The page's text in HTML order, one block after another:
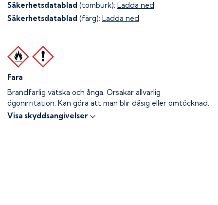
Säkerhetsdatablad (tomburk): Ladda ned
Säkerhetsdatablad (färg): Ladda ned
Fara
Brandfarlig vätska och ånga. Orsakar allvarlig
ögonirritation. Kan göra att man blir dåsig eller omtöcknad.
Visa skyddsangivelser